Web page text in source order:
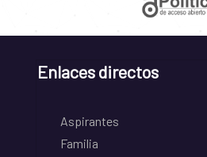
Enlaces directos
Aspirantes
Familia